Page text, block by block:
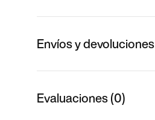
Envíos y devoluciones
Evaluaciones (0)